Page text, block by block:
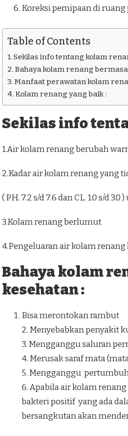
Koreksi pemipaan di ruang
Table of Contents
Sekilas info tentang kolam
Bahaya kolam renang
Manfaat perawatan kolam
Kolam renang yang baik :
Sekilas info
1.Air kolam renang berubah
2.Kadar air kolam renang yang
( PH. 7.2 s/d 7.6 dan CL. 1.0 s/d
3.Kolam renang berlumut
4.Pengeluaran air kolam
Bahaya kolam
kesehatan :
Bisa merontokan rambut
2. Menyebabkan penyakit
3. Mengganggu saluran
4. Merusak saraf mata
5. Mengganggu
6. Apabila air kolam
bakteri positif yang ada
bersangkutan akan